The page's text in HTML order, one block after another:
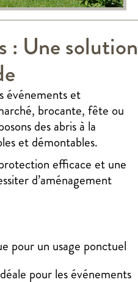
: Une solution
événements et
brocante, fête ou
des abris à la
et démontables.
efficace et une
d’aménagement
pour un usage ponctuel
pour les événements